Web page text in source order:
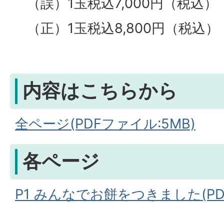
（正）1玉税込8,800円（税込）
内容はこちらから
全ページ(PDFファイル:5MB)
各ページ
P1 みんなでお餅をつきました